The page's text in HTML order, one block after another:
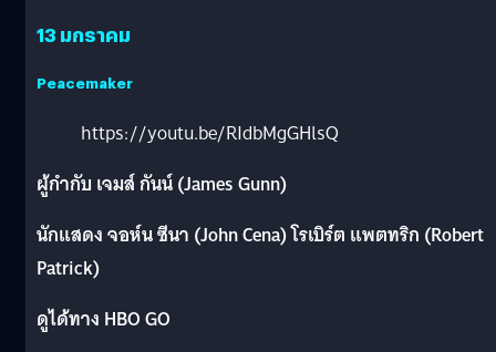
13 มกราคม
Peacemaker
https://youtu.be/RIdbMgGHlsQ
ผู้กำกับ เจมส์ กันน์ (James Gunn)
นักแสดง จอห์น ซีนา (John Cena) โรเบิร์ต แพตทริก (Robert
Patrick)
ดูได้ทาง HBO GO